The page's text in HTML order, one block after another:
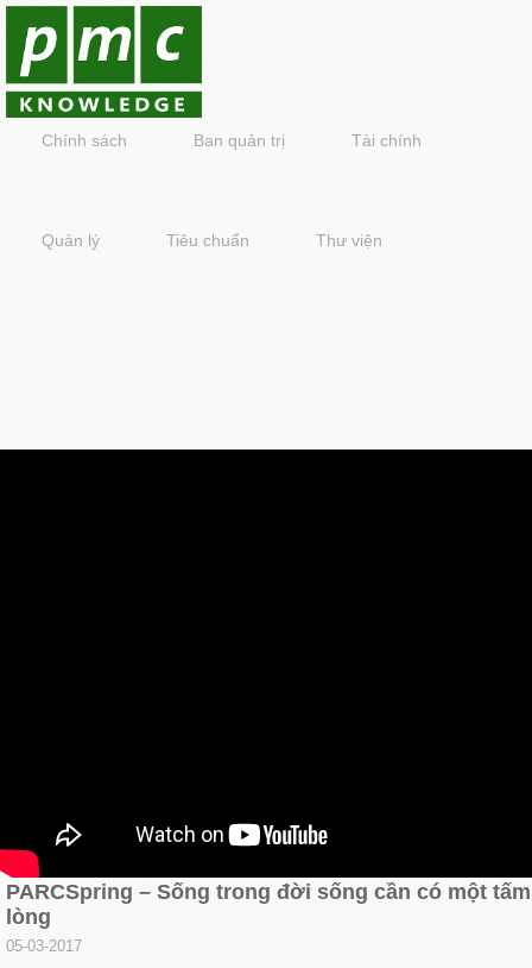
Chính sách Ban quản trị Tài chính
Quản lý Tiêu chuẩn Thư viện
PARCSpring – Sống trong đời sống cần có một tấm
lòng
05-03-2017